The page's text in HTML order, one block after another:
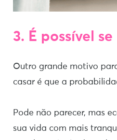
3. É possível
Outro grande motivo
casar é que a
Pode não parecer, mas
sua vida com mais